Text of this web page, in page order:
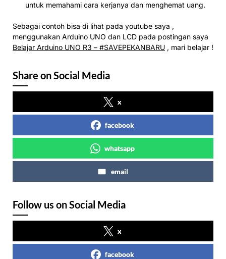
untuk memahami cara kerjanya dan menghemat uang.
Sebagai contoh bisa di lihat pada youtube saya ,
menggunakan Arduino UNO dan LCD pada postingan saya
Belajar Arduino UNO R3 – #SAVEPEKANBARU , mari belajar !
Share on Social Media
x
facebook
whatsapp
email
Follow us on Social Media
x
facebook